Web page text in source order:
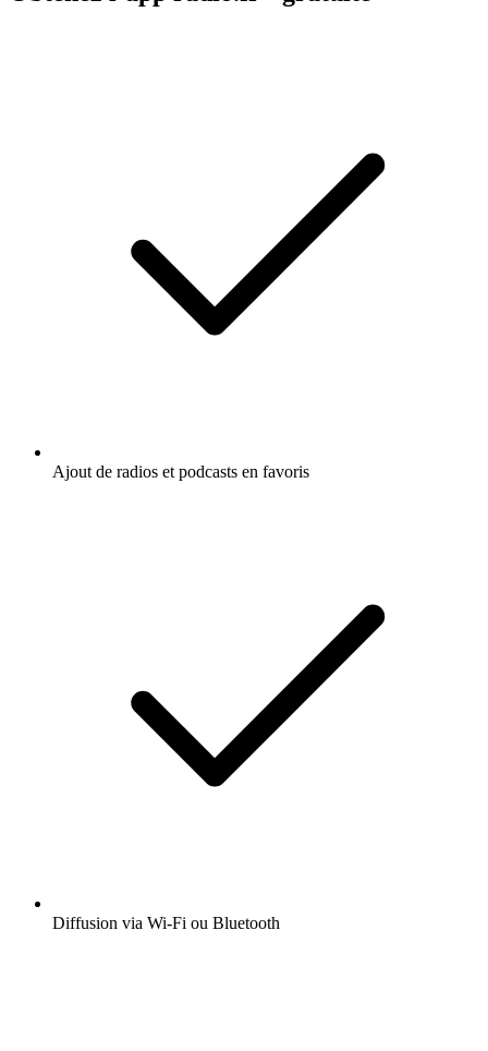
Ajout de radios et podcasts en favoris
Diffusion via Wi-Fi ou Bluetooth